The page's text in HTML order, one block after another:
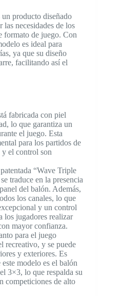
producto diseñado
las necesidades de los
formato de juego. Con
es ideal para
ya que su diseño
facilitando así el
fabricada con piel
lo que garantiza un
el juego. Esta
para los partidos de
el control son
“Wave Triple
traduce en la presencia
del balón. Además,
los canales, lo que
y un control
los jugadores realizar
mayor confianza.
para el juego
recreativo, y se puede
y exteriores. Es
modelo es el balón
3×3, lo que respalda su
competiciones de alto